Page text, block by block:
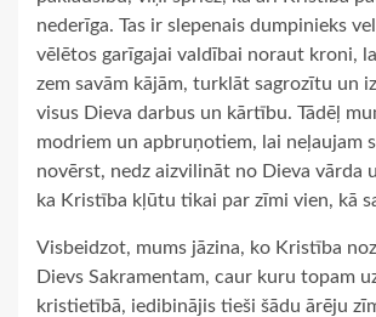
nederīga. Tas ir slepenais dumpinieks
vēlētos garīgajai valdībai noraut kroni,
zem savām kājām, turklāt sagrozītu un
visus Dieva darbus un kārtību. Tādēļ
modriem un apbruņotiem, lai neļaujam
novērst, nedz aizvilināt no Dieva vārda
ka Kristība kļūtu tikai par zīmi vien, kā
Visbeidzot, mums jāzina, ko Kristība
Dievs Sakramentam, caur kuru topam
kristietībā, iedibinājis tieši šādu ārēju